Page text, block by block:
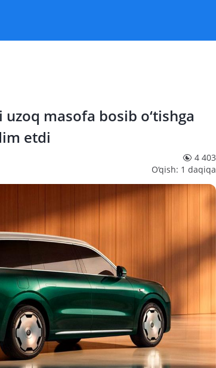
masofa bosib o‘tishga
etdi
4 403
O‘qish: 1 daqiqa